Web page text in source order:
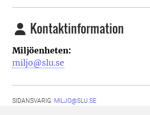
Kontaktinformation
Miljöenheten:
miljo@slu.se
SIDANSVARIG: MILJO@SLU.SE